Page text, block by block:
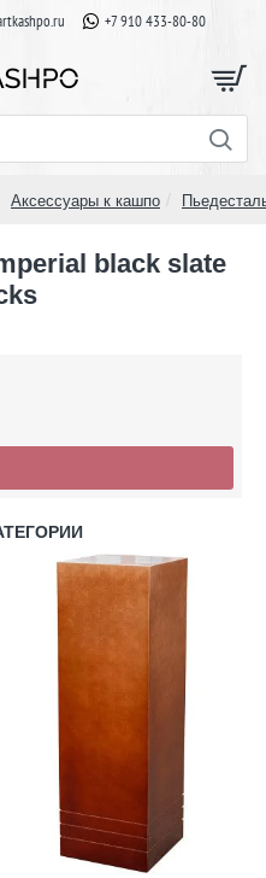
+7 910 433-80-80
Аксессуары к кашпо
black slate